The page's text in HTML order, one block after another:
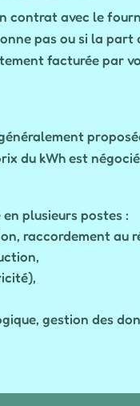
contrat avec le
pas ou si la part
facturée par
du kWh est
plusieurs postes :
raccordement au
gestion des